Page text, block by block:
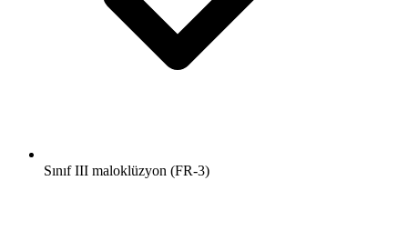
Sınıf III maloklüzyon (FR-3)